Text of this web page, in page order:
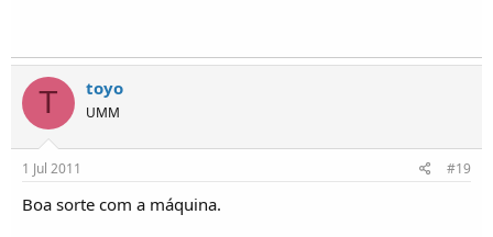
T toyo
UMM
1 Jul 2011 #19
Boa sorte com a máquina.